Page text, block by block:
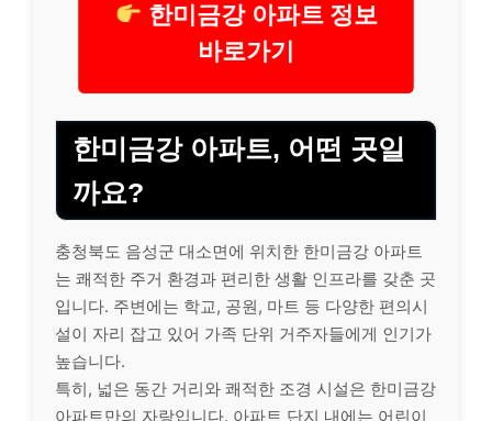
한미금강 아파트 정보
바로가기
한미금강 아파트, 어떤 곳일
까요?
충청북도 음성군 대소면에 위치한 한미금강 아파트
는 쾌적한 주거 환경과 편리한 생활 인프라를 갖춘 곳
입니다. 주변에는 학교, 공원, 마트 등 다양한 편의시
설이 자리 잡고 있어 가족 단위 거주자들에게 인기가
높습니다.
특히, 넓은 동간 거리와 쾌적한 조경 시설은 한미금강
아파트만의 자랑입니다. 아파트 단지 내에는 어린이